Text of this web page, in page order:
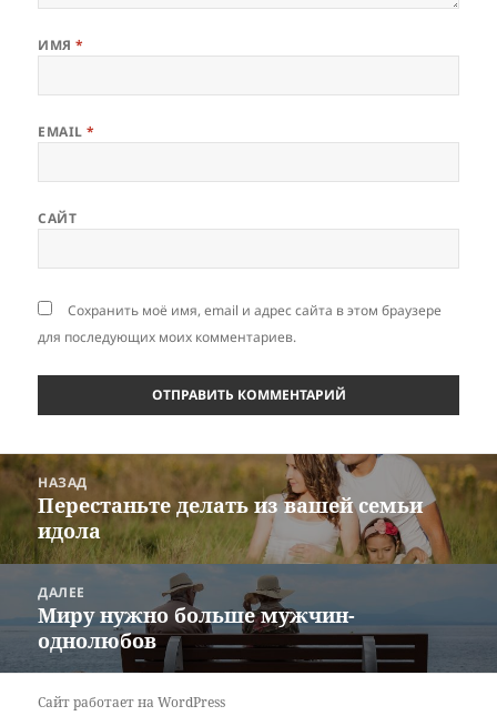
ИМЯ*
EMAIL*
САЙТ
Сохранить моё имя, email и адрес сайта в этом браузере
для последующих моих комментариев.
Навигация
по
записям
НАЗАД
Предыдущая
запись:
Перестаньте делать из вашей семьи
идола
ДАЛЕЕ
Следующая
запись:
Миру нужно больше мужчин-
однолюбов
Сайт работает на WordPress